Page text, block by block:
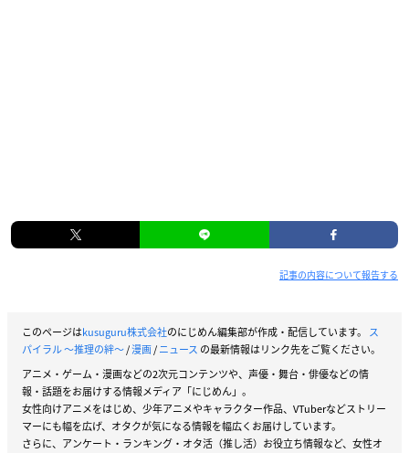
記事の内容について報告する
このページはkusuguru株式会社のにじめん編集部が作成・配信しています。 ス
パイラル ～推理の絆～/漫画/ニュース の最新情報はリンク先をご覧ください。
アニメ・ゲーム・漫画などの2次元コンテンツや、声優・舞台・俳優などの情
報・話題をお届けする情報メディア「にじめん」。
女性向けアニメをはじめ、少年アニメやキャラクター作品、VTuberなどストリー
マーにも幅を広げ、オタクが気になる情報を幅広くお届けしています。
さらに、アンケート・ランキング・オタ活（推し活）お役立ち情報など、女性オ